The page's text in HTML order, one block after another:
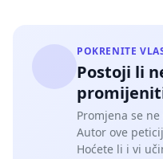
POKRENITE
Postoji li
Promjena se
Autor ove
Hoćete li i vi